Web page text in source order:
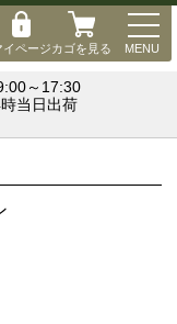
イページカゴを見る MENU
～17:30
当日出荷